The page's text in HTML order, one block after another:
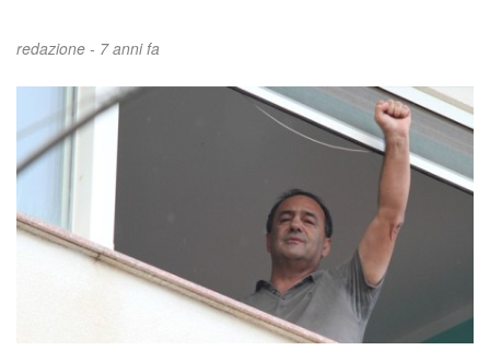
redazione - 7 anni fa